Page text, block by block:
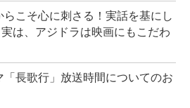
らこそ心に刺さる！実話を基にし
は、アジドラは映画にもこだわ
「長歌行」放送時間についてのお